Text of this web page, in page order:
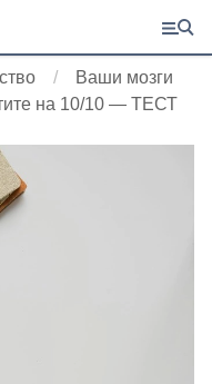
Ваши мозги
на 10/10 — ТЕСТ